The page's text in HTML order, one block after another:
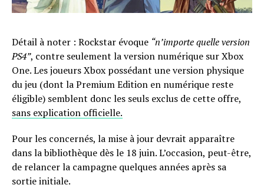
Détail à noter : Rockstar évoque “n’importe quelle version
PS4”, contre seulement la version numérique sur Xbox
One. Les joueurs Xbox possédant une version physique
du jeu (dont la Premium Edition en numérique reste
éligible) semblent donc les seuls exclus de cette offre,
sans explication officielle.
Pour les concernés, la mise à jour devrait apparaître
dans la bibliothèque dès le 18 juin. L’occasion, peut-être,
de relancer la campagne quelques années après sa
sortie initiale.